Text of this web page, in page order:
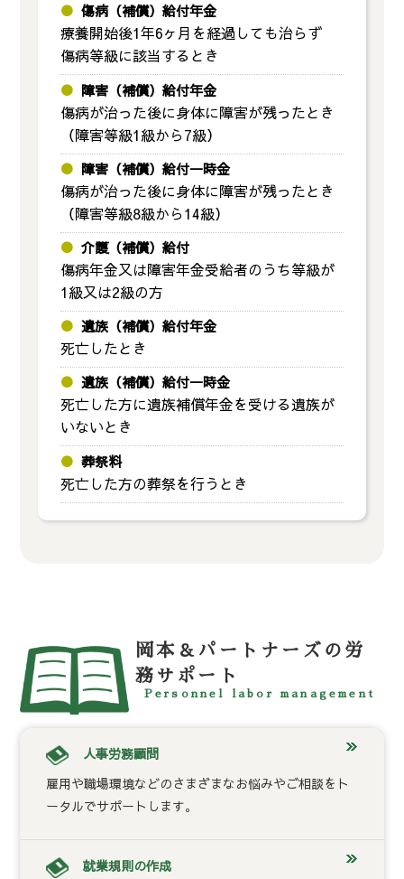
傷病（補償）給付年金
療養開始後1年6ヶ月を経過しても治らず
傷病等級に該当するとき
障害（補償）給付年金
傷病が治った後に身体に障害が残ったとき
（障害等級1級から7級）
障害（補償）給付一時金
傷病が治った後に身体に障害が残ったとき
（障害等級8級から14級）
介護（補償）給付
傷病年金又は障害年金受給者のうち等級が
1級又は2級の方
遺族（補償）給付年金
死亡したとき
遺族（補償）給付一時金
死亡した方に遺族補償年金を受ける遺族が
いないとき
葬祭料
死亡した方の葬祭を行うとき
岡本＆パートナーズの労
務サポート
Personnel labor management
人事労務顧問
雇用や職場環境などのさまざまなお悩みやご相談をト
ータルでサポートします。
就業規則の作成